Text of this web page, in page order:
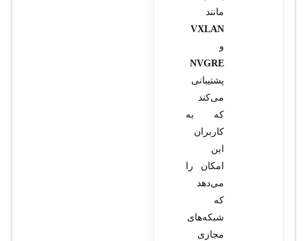
مانند
VXLAN
و
NVGRE
پشتیبانی
می‌کند
که به
کاربران
این
امکان را
می‌دهد
که
شبکه‌های
مجازی